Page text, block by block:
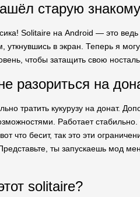
старую
Solitaire на Android — это
уткнувшись в экран. Теперь я
чтобы затащить свою
разориться на
тратить кукурузу на донат.
Работает
что бесит, так это эти
ты запускаешь мод
solitaire?